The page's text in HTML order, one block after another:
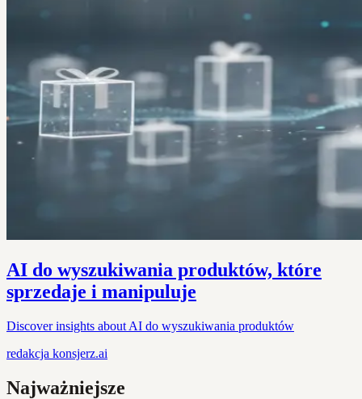
AI do wyszukiwania produktów, które
sprzedaje i manipuluje
Discover insights about AI do wyszukiwania produktów
redakcja konsjerz.ai
Najważniejsze